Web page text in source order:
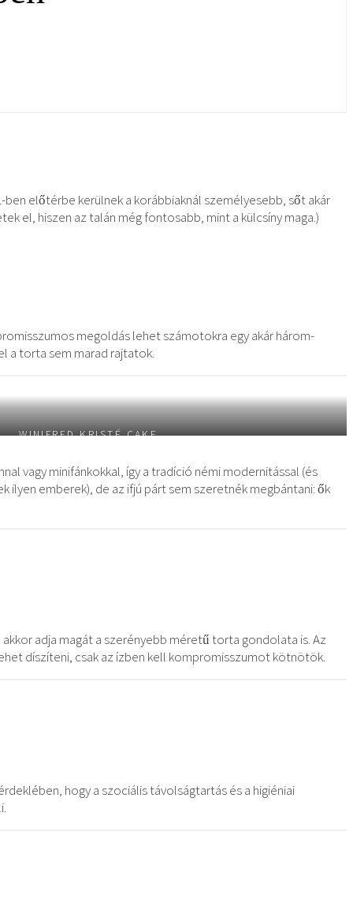
ben előtérbe kerülnek a korábbiaknál személyesebb, sőt akár
el, hiszen az talán még fontosabb, mint a külcsíny maga.)
megoldás lehet számotokra egy akár három-
a torta sem marad rajtatok.
WINIFRED KRISTÉ CAKE
vagy minifánkokkal, így a tradíció némi modernitással (és
emberek), de az ifjú párt sem szeretnék megbántani: ők
adja magát a szerényebb méretű torta gondolata is. Az
díszíteni, csak az ízben kell kompromisszumot kötnötök.
hogy a szociális távolságtartás és a higiéniai